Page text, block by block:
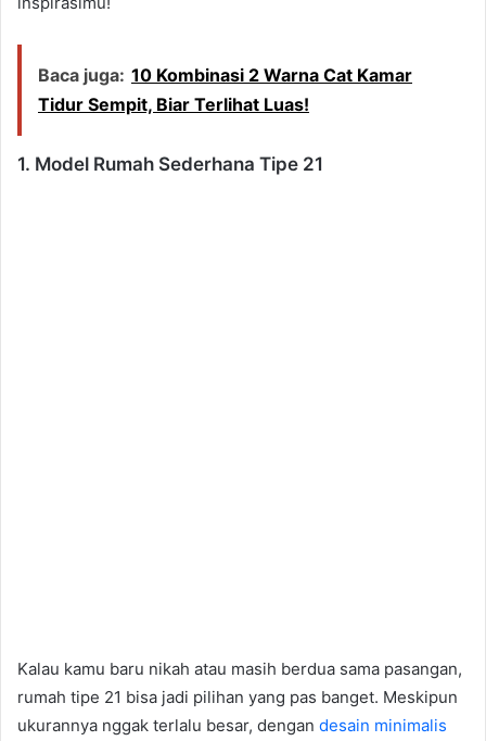
Baca juga: 10 Kombinasi 2 Warna Cat Kamar
Tidur Sempit, Biar Terlihat Luas!
1. Model Rumah Sederhana Tipe 21
Kalau kamu baru nikah atau masih berdua sama pasangan,
rumah tipe 21 bisa jadi pilihan yang pas banget. Meskipun
ukurannya nggak terlalu besar, dengan desain minimalis